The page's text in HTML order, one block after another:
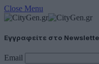
Close Menu
Εγγραφείτε στο
Email